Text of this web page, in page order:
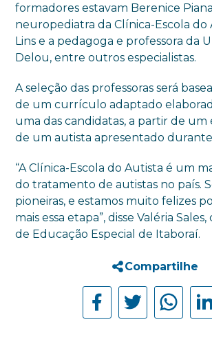
formadores estavam Berenice
neuropediatra da Clínica-Escola do
Lins e a pedagoga e professora da
Delou, entre outros especialistas.
A seleção das professoras será
de um currículo adaptado
uma das candidatas, a partir de um
de um autista apresentado
“A Clínica-Escola do Autista é um
do tratamento de autistas no país.
pioneiras, e estamos muito felizes
mais essa etapa”, disse Valéria
de Educação Especial de Itaboraí.
Compartilhe